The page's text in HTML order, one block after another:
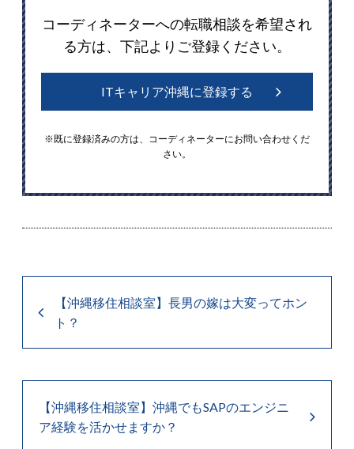
コーディネーターへの転職相談を希望され
る方は、下記よりご登録ください。
ITキャリア沖縄に登録する
※既に登録済みの方は、コーディネーターにお問い合わせくだ
さい。
【沖縄移住相談室】長男の嫁は大変ってホン
ト？
【沖縄移住相談室】沖縄でもSAPのエンジニ
ア経験を活かせますか？